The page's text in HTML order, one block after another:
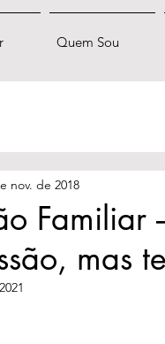
Quem Sou
Familiar
mas
nov. de 2018